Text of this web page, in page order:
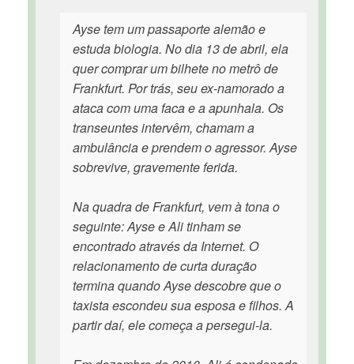
Ayse tem um passaporte alemão e
estuda biologia. No dia 13 de abril, ela
quer comprar um bilhete no metrô de
Frankfurt. Por trás, seu ex-namorado a
ataca com uma faca e a apunhala. Os
transeuntes intervêm, chamam a
ambulância e prendem o agressor. Ayse
sobrevive, gravemente ferida.
Na quadra de Frankfurt, vem à tona o
seguinte: Ayse e Ali tinham se
encontrado através da Internet. O
relacionamento de curta duração
termina quando Ayse descobre que o
taxista escondeu sua esposa e filhos. A
partir daí, ele começa a persegui-la.